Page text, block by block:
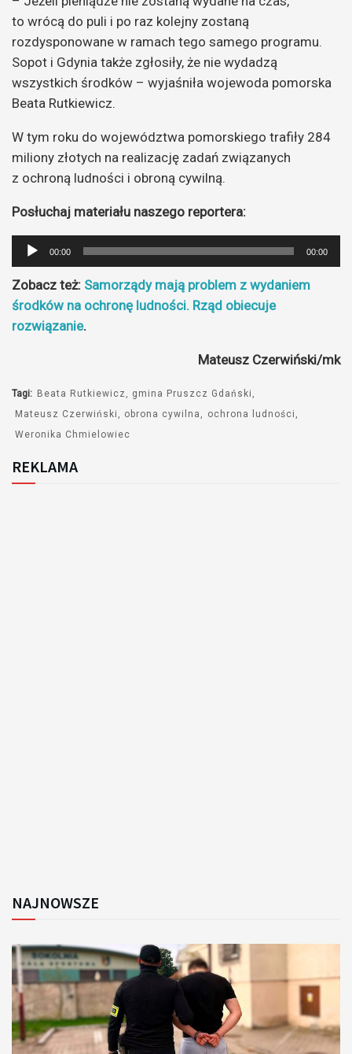
to wrócą do puli i po raz kolejny zostaną
rozdysponowane w ramach tego samego programu.
Sopot i Gdynia także zgłosiły, że nie wydadzą
wszystkich środków – wyjaśniła wojewoda pomorska
Beata Rutkiewicz.
W tym roku do województwa pomorskiego trafiły 284
miliony złotych na realizację zadań związanych
z ochroną ludności i obroną cywilną.
Posłuchaj materiału naszego reportera:
Odtwarzacz
plików
dźwiękowych
00:00 00:00
Zobacz też: Samorządy mają problem z wydaniem
środków na ochronę ludności. Rząd obiecuje
rozwiązanie.
Mateusz Czerwiński/mk
Tagi: Beata Rutkiewicz
gmina Pruszcz Gdański
Mateusz Czerwiński
obrona cywilna
ochrona ludności
Weronika Chmielowiec
REKLAMA
NAJNOWSZE